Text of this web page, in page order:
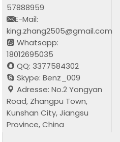
57888959
E-Mail:
king.zhang2505@gmail.com
Whatsapp:
18012695035
QQ: 3377584302
Skype: Benz_009
Adresse: No.2 Yongyan
Road, Zhangpu Town,
Kunshan City, Jiangsu
Province, China